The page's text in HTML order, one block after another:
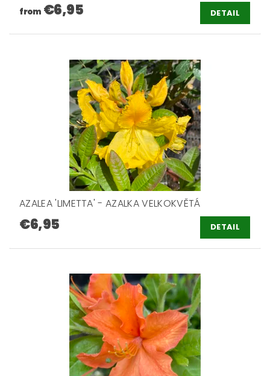
from €6,95 DETAIL
AZALEA 'LIMETTA' - AZALKA VELKOKVĚTÁ
€6,95 DETAIL